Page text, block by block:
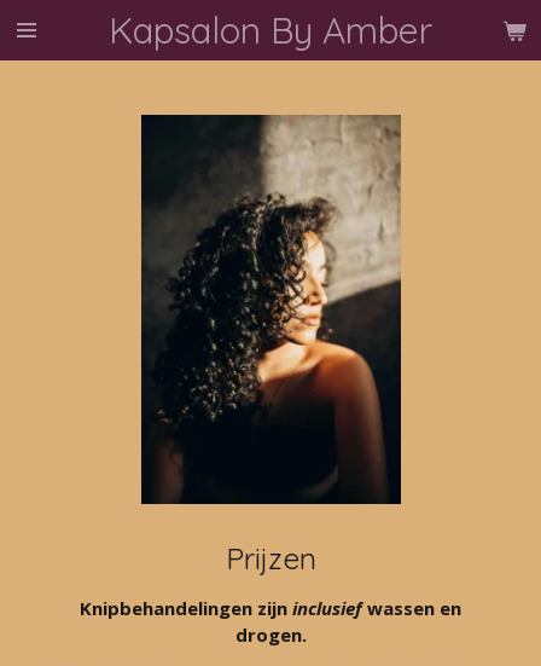
Ga
Kapsalon By Amber
Prijzen
Knipbehandelingen zijn inclusiefwassen en
drogen.